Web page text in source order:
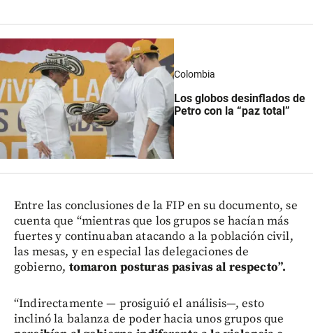
Colombia
Los globos desinflados de
Petro con la “paz total”
Entre las conclusiones de la FIP en su documento, se
cuenta que “mientras que los grupos se hacían más
fuertes y continuaban atacando a la población civil,
las mesas, y en especial las delegaciones de
gobierno, tomaron posturas pasivas al respecto”.
“Indirectamente — prosiguió el análisis—, esto
inclinó la balanza de poder hacia unos grupos que